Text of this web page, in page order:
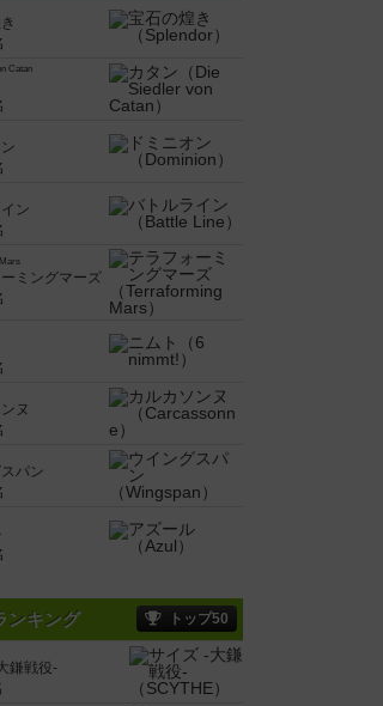
Catan
ン
ミングマーズ
ヌ
パン
ンキング トップ50
鎌戦役-